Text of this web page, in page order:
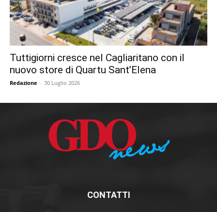
Tuttigiorni cresce nel Cagliaritano con il
nuovo store di Quartu Sant’Elena
Redazione - 30 Luglio 2026
CONTATTI